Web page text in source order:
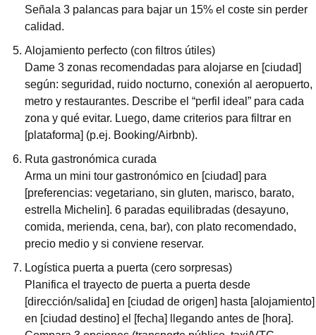
Señala 3 palancas para bajar un 15% el coste sin perder
calidad.
Alojamiento perfecto (con filtros útiles)
Dame 3 zonas recomendadas para alojarse en [ciudad]
según: seguridad, ruido nocturno, conexión al aeropuerto,
metro y restaurantes. Describe el “perfil ideal” para cada
zona y qué evitar. Luego, dame criterios para filtrar en
[plataforma] (p.ej. Booking/Airbnb).
Ruta gastronómica curada
Arma un mini tour gastronómico en [ciudad] para
[preferencias: vegetariano, sin gluten, marisco, barato,
estrella Michelin]. 6 paradas equilibradas (desayuno,
comida, merienda, cena, bar), con plato recomendado,
precio medio y si conviene reservar.
Logística puerta a puerta (cero sorpresas)
Planifica el trayecto de puerta a puerta desde
[dirección/salida] en [ciudad de origen] hasta [alojamiento]
en [ciudad destino] el [fecha] llegando antes de [hora].